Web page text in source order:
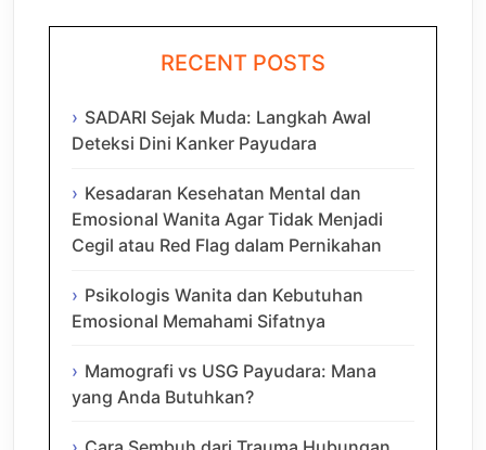
RECENT POSTS
SADARI Sejak Muda: Langkah Awal
Deteksi Dini Kanker Payudara
Kesadaran Kesehatan Mental dan
Emosional Wanita Agar Tidak Menjadi
Cegil atau Red Flag dalam Pernikahan
Psikologis Wanita dan Kebutuhan
Emosional Memahami Sifatnya
Mamografi vs USG Payudara: Mana
yang Anda Butuhkan?